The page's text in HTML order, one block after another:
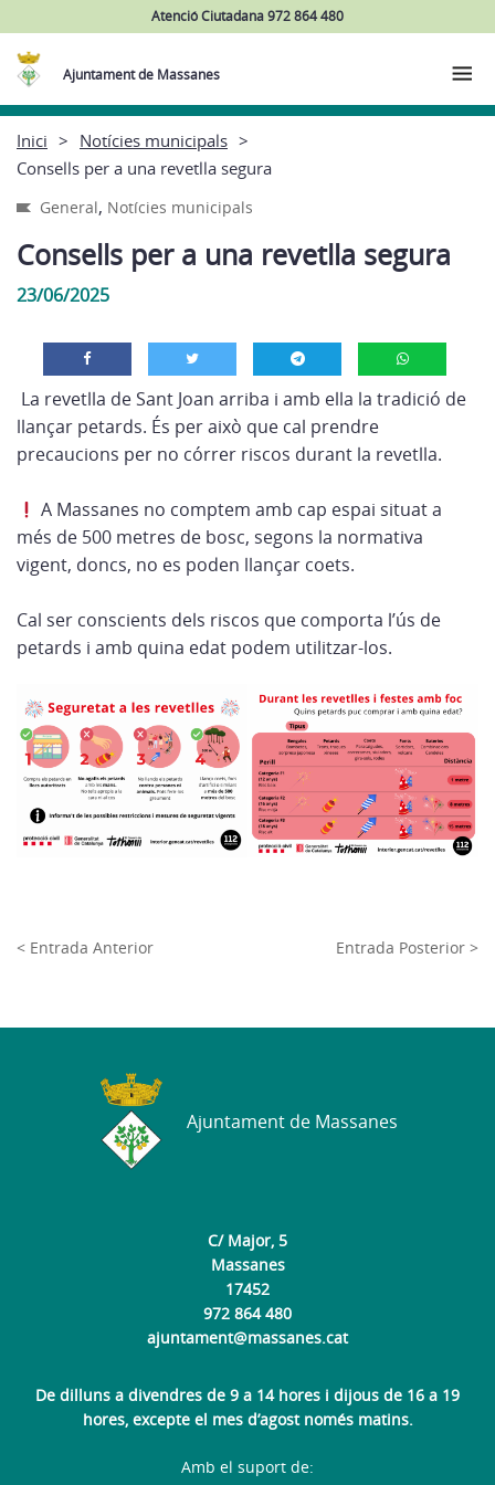
Atenció Ciutadana 972 864 480
Ajuntament de Massanes
Inici
Notícies municipals
Consells per a una revetlla segura
General, Notícies municipals
Consells per a una revetlla segura
23/06/2025
La revetlla de Sant Joan arriba i amb ella la tradició de
llançar petards. És per això que cal prendre
precaucions per no córrer riscos durant la revetlla.
A Massanes no comptem amb cap espai situat a
més de 500 metres de bosc, segons la normativa
vigent, doncs, no es poden llançar coets.
Cal ser conscients dels riscos que comporta l’ús de
petards i amb quina edat podem utilitzar-los.
< Entrada Anterior Entrada Posterior >
C/ Major, 5
Massanes
17452
972 864 480
ajuntament@massanes.cat
De dilluns a divendres de 9 a 14 hores i dijous de 16 a 19
hores, excepte el mes d’agost només matins.
Ajuntament de Massanes
Amb el suport de: